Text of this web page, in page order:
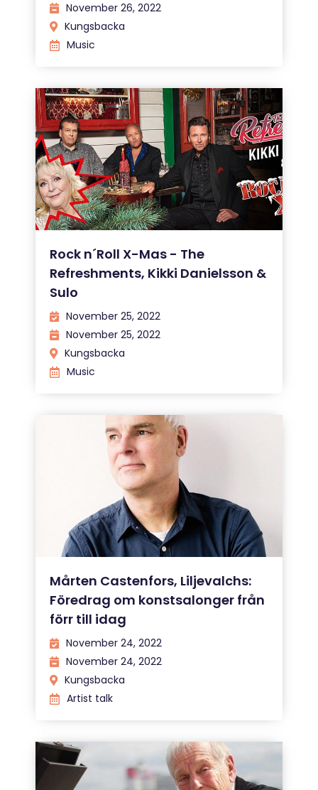
November 26, 2022
Kungsbacka
Music
Rock n´Roll X-Mas - The
Refreshments, Kikki Danielsson &
Sulo
November 25, 2022
November 25, 2022
Kungsbacka
Music
Mårten Castenfors, Liljevalchs:
Föredrag om konstsalonger från
förr till idag
November 24, 2022
November 24, 2022
Kungsbacka
Artist talk